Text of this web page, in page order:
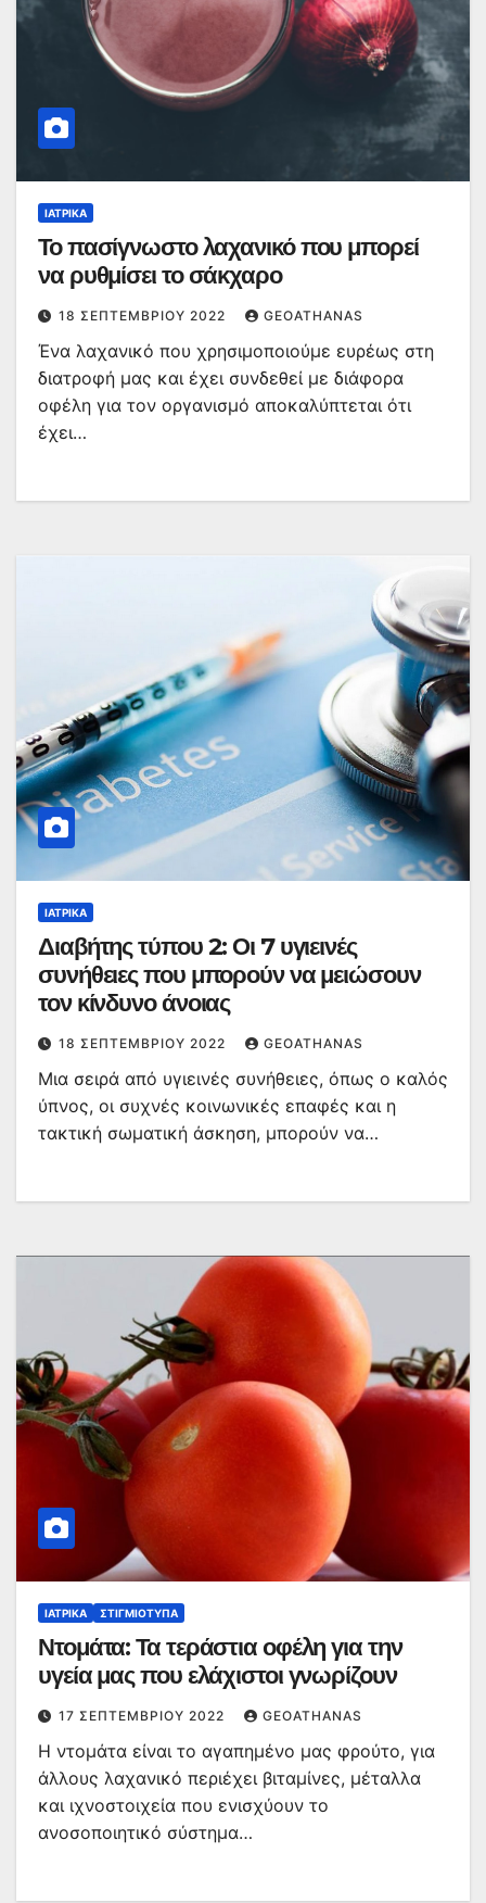
ΙΑΤΡΙΚΆ
Το πασίγνωστο λαχανικό που μπορεί
να ρυθμίσει το σάκχαρο
18 ΣΕΠΤΕΜΒΡΊΟΥ 2022 GEOATHANAS
Ένα λαχανικό που χρησιμοποιούμε ευρέως στη
διατροφή μας και έχει συνδεθεί με διάφορα
οφέλη για τον οργανισμό αποκαλύπτεται ότι
έχει…
ΙΑΤΡΙΚΆ
Διαβήτης τύπου 2: Οι 7 υγιεινές
συνήθειες που μπορούν να μειώσουν
τον κίνδυνο άνοιας
18 ΣΕΠΤΕΜΒΡΊΟΥ 2022 GEOATHANAS
Μια σειρά από υγιεινές συνήθειες, όπως ο καλός
ύπνος, οι συχνές κοινωνικές επαφές και η
τακτική σωματική άσκηση, μπορούν να…
ΙΑΤΡΙΚΆ ΣΤΙΓΜΙΌΤΥΠΑ
Ντομάτα: Τα τεράστια οφέλη για την
υγεία μας που ελάχιστοι γνωρίζουν
17 ΣΕΠΤΕΜΒΡΊΟΥ 2022 GEOATHANAS
Η ντομάτα είναι το αγαπημένο μας φρούτο, για
άλλους λαχανικό περιέχει βιταμίνες, μέταλλα
και ιχνοστοιχεία που ενισχύουν το
ανοσοποιητικό σύστημα…